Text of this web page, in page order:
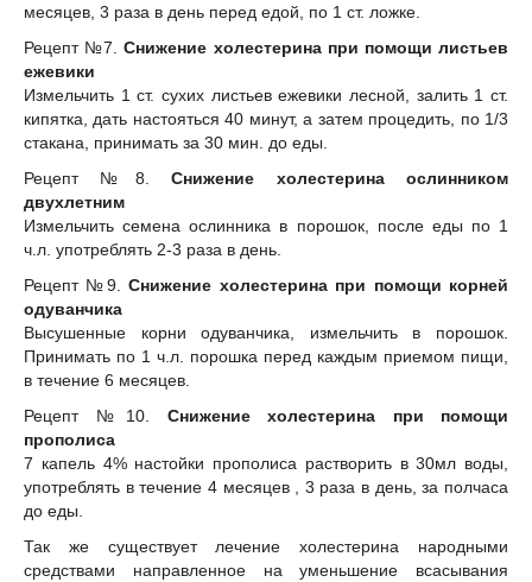
месяцев, 3 раза в день перед едой, по 1 ст. ложке.
Рецепт №7.Снижение холестерина при помощи листьев
ежевики
Измельчить 1 ст. сухих листьев ежевики лесной, залить 1 ст.
кипятка, дать настояться 40 минут, а затем процедить, по 1/3
стакана, принимать за 30 мин. до еды.
Рецепт №8.Снижение холестерина ослинником
двухлетним
Измельчить семена ослинника в порошок, после еды по 1
ч.л. употреблять 2-3 раза в день.
Рецепт №9.Снижение холестерина при помощи корней
одуванчика
Высушенные корни одуванчика, измельчить в порошок.
Принимать по 1 ч.л. порошка перед каждым приемом пищи,
в течение 6 месяцев.
Рецепт №10. Снижение холестерина при помощи
прополиса
7 капель 4% настойки прополиса растворить в 30мл воды,
употреблять в течение 4 месяцев , 3 раза в день, за полчаса
до еды.
Так же существует лечение холестерина народными
средствами направленное на уменьшение всасывания